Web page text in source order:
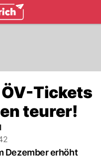
Tickets
teurer!
Dezember erhöht